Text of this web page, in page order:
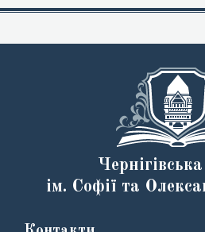
ім. Софії та